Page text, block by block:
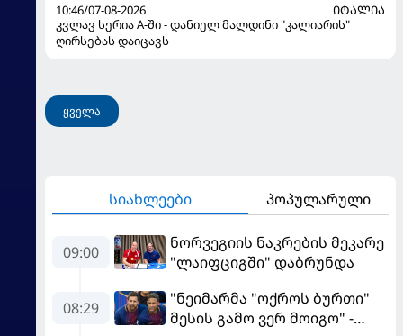
10:46/07-08-2026
ᲘᲢᲐᲚᲘᲐ
კვლავ სერია A-ში - დანიელ მალდინი "კალიარის"
ღირსებას დაიცავს
ყველა
სიახლეები პოპულარული
09:00
ნორვეგიის ნაკრების მეკარე
"ლაიფციგში" დაბრუნდა
08:29
"ნეიმარმა "ოქროს ბურთი"
მესის გამო ვერ მოიგო" -